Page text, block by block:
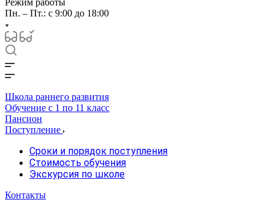
Режим работы
Пн. – Пт.: с 9:00 до 18:00
Школа раннего развития
Обучение с 1 по 11 класс
Пансион
Поступление
Сроки и порядок поступления
Стоимость обучения
Экскурсия по школе
Контакты